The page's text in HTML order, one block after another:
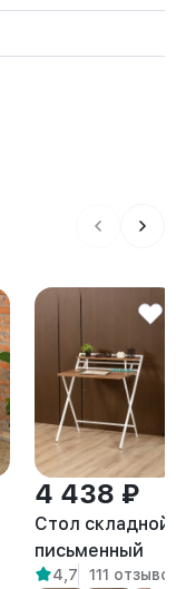
4 438 ₽
Стол складной
письменный
Симетo белый/
4,7 111